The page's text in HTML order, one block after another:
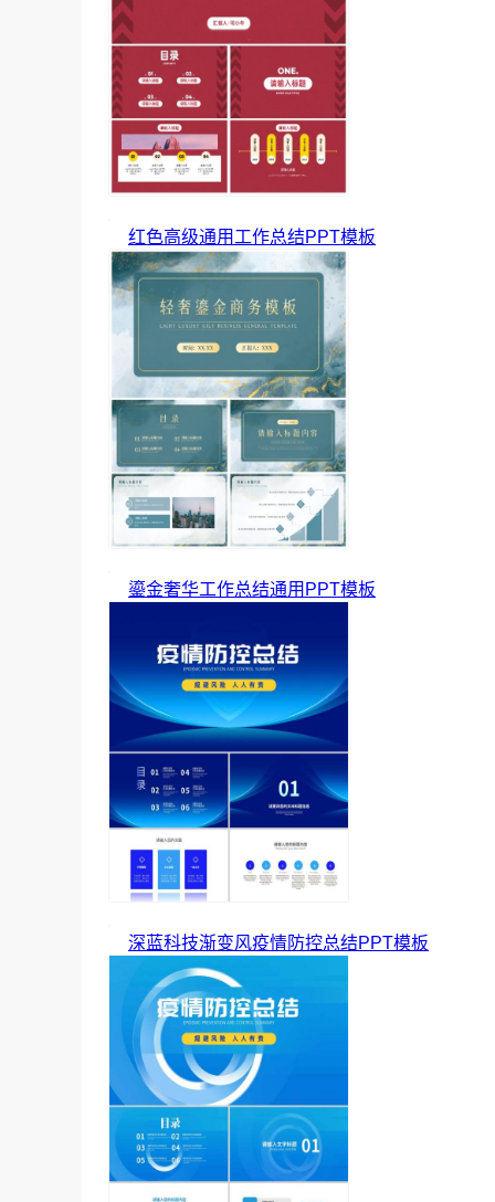
红色高级通用工作总结PPT模板
鎏金奢华工作总结通用PPT模板
深蓝科技渐变风疫情防控总结PPT模板